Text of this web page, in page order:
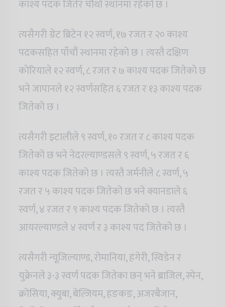
काश्य पदक जितेर चौथो स्थानमा रहेको छ ।
त्यसैगरी ग्रेट ब्रिटेन १२ स्वर्ण, १७ रजत र २० काश्य
पदकसहित पाँचौं स्थानमा रहेको छ । त्यस्तै दक्षिण
कोरियाले १२ स्वर्ण, ८ रजत र ७ काश्य पदक जितेको छ
भने जापानले १२ स्वर्णसहित ६ रजत र १३ काश्य पदक
जितेको छ ।
त्यसैगरी इटालीले ९ स्वर्ण, १० रजत र ८ काश्य पदक
जितेको छ भने नेदरल्याण्डसले ९ स्वर्ण, ५ रजत र ६
काश्य पदक जितेको छ । त्यस्तै जर्मनीले ८ स्वर्ण, ५
रजत र ५ काश्य पदक जितेको छ भने क्यानडाले ६
स्वर्ण, ४ रजत र ९ काश्य पदक जितेको छ । त्यस्तै
आयरल्याण्डले ४ स्वर्ण र ३ काश्य पद जितेको छ ।
त्यसैगरी न्यूजिल्याण्ड, रोमानिया, हंगेरी, स्विडेन र
युक्रेनले ३-३ स्वर्ण पदक जितेका छन् भने ब्राजिल, स्पेन,
क्रोसिया, क्युबा, बेल्जियम, हङकङ, अजरबैजान,